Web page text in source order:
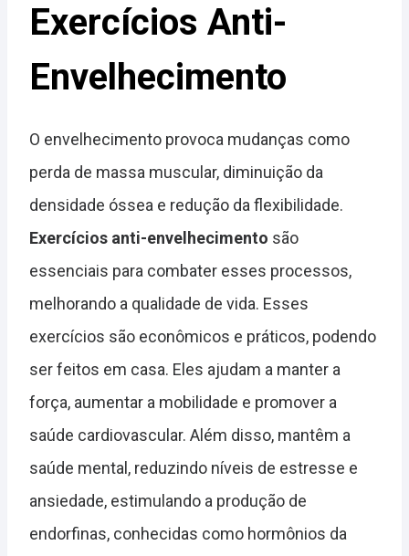
Exercícios Anti-
Envelhecimento
O envelhecimento provoca mudanças como
perda de massa muscular, diminuição da
densidade óssea e redução da flexibilidade.
Exercícios anti-envelhecimento são
essenciais para combater esses processos,
melhorando a qualidade de vida. Esses
exercícios são econômicos e práticos, podendo
ser feitos em casa. Eles ajudam a manter a
força, aumentar a mobilidade e promover a
saúde cardiovascular. Além disso, mantêm a
saúde mental, reduzindo níveis de estresse e
ansiedade, estimulando a produção de
endorfinas, conhecidas como hormônios da